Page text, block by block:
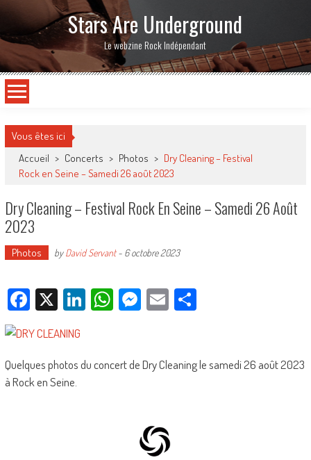
Stars Are Underground
Le webzine Rock Indépendant
Vous êtes ici
Accueil > Concerts > Photos > Dry Cleaning – Festival
Rock en Seine – Samedi 26 août 2023
Dry Cleaning – Festival Rock En Seine – Samedi 26 Août
2023
Photos byDavid Servant- 6 octobre 2023
Facebook
X LinkedIn
WhatsApp
Messenger
EmailPartager
Quelques photos du concert de Dry Cleaning le samedi 26 août 2023
à Rock en Seine.